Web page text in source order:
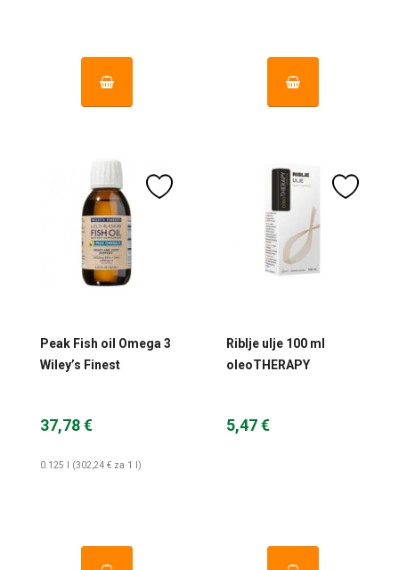
Peak Fish oil Omega 3
Wiley’s Finest
37,78 €
0.125 l (302,24 € za 1 l)
Riblje ulje 100 ml
oleoTHERAPY
5,47 €